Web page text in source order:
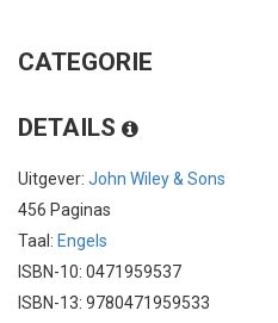
CATEGORIE
DETAILS
Uitgever: John Wiley & Sons
456 Paginas
Taal: Engels
ISBN-10: 0471959537
ISBN-13: 9780471959533